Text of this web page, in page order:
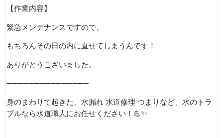
【作業内容】
緊急メンテナンスですので、
もちろんその日の内に直せてしまうんです！
ありがとうございました。
➖➖➖➖➖➖➖➖➖➖➖➖➖➖➖
身のまわりで起きた、水漏れ 水道修理 つまりなど、水のトラ
ブルなら水道職人にお任せください！ 💪✨